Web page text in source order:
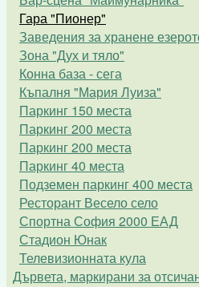
Гара "Пионер"
Заведения за хранене
Зона "Дух и тяло"
Конна база - сега
Къпалня "Мария Луиза"
Паркинг 150 места
Паркинг 200 места
Паркинг 200 места
Паркинг 40 места
Подземен паркинг 400 места
Ресторант Весело село
Спортна София 2000 ЕАД
Стадион Юнак
Телевизионната кула
Дървета, маркирани за